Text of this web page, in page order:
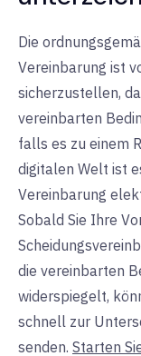
Die
Vereinbarung ist
sicherzustellen,
vereinbarten
falls es zu einem
digitalen Welt ist
Vereinbarung
Sobald Sie Ihre
die vereinbarten
widerspiegelt,
schnell zur
senden. Starten